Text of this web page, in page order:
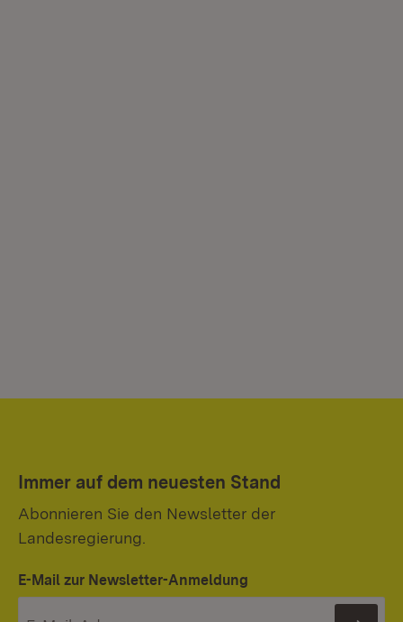
Immer auf dem neuesten Stand
Abonnieren Sie den Newsletter der
Landesregierung.
E-Mail zur Newsletter-Anmeldung